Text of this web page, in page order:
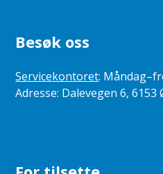
Besøk oss
Servicekontoret:
Adresse: Dalevegen 6, 6153